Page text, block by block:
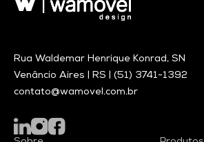
Rua Waldemar Henrique Konrad, SN
Venâncio Aires | RS | (51) 3741-1392
contato@wamovel.com.br